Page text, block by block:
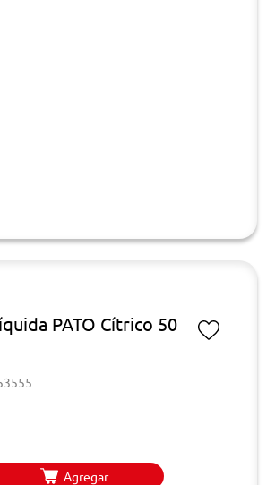
PATO Cítrico 50
Agregar